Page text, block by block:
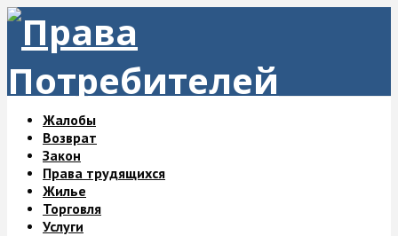
Жалобы
Возврат
Закон
Права трудящихся
Жилье
Торговля
Услуги